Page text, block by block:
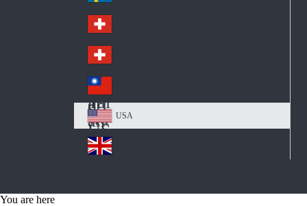
a
Sw
ed
en
Sw
itz
erl
an
d
Sw
itz
erl
an
d
Tai
wa
n
US
A
USA
d
You are here